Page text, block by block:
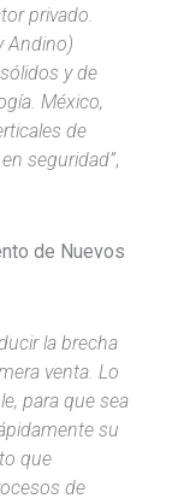
privado.
Andino)
y de
México,
de
seguridad”,
de Nuevos
la brecha
venta. Lo
para que sea
su
que
de